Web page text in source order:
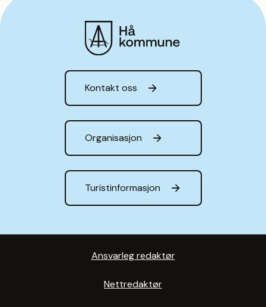
Kontakt oss
Organisasjon
Turistinformasjon
Ansvarleg redaktør
Nettredaktør